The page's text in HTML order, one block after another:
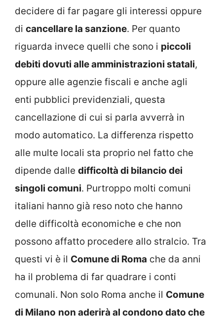
decidere di far pagare gli interessi oppure
di cancellare la sanzione. Per quanto
riguarda invece quelli che sono i piccoli
debiti dovuti alle amministrazioni statali,
oppure alle agenzie fiscali e anche agli
enti pubblici previdenziali, questa
cancellazione di cui si parla avverrà in
modo automatico. La differenza rispetto
alle multe locali sta proprio nel fatto che
dipende dalle difficoltà di bilancio dei
singoli comuni. Purtroppo molti comuni
italiani hanno già reso noto che hanno
delle difficoltà economiche e che non
possono affatto procedere allo stralcio. Tra
questi vi è il Comune di Roma che da anni
ha il problema di far quadrare i conti
comunali. Non solo Roma anche il Comune
di Milano non aderirà al condono dato che